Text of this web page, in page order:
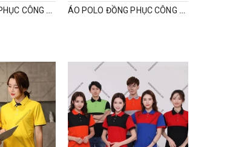
ÁO POLO ĐỒNG PHỤC CÔNG TY ĐẸP ÁO POLO ĐỒNG PHỤC CÔNG TY MÀU GHI